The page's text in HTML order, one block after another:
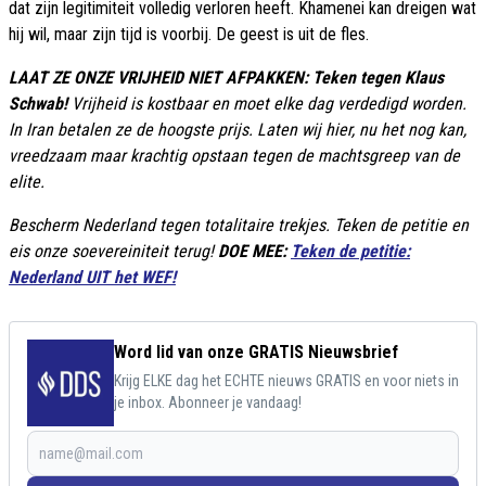
dat zijn legitimiteit volledig verloren heeft. Khamenei kan dreigen wat
hij wil, maar zijn tijd is voorbij. De geest is uit de fles.
LAAT ZE ONZE VRIJHEID NIET AFPAKKEN: Teken tegen Klaus
Schwab!Vrijheid is kostbaar en moet elke dag verdedigd worden.
In Iran betalen ze de hoogste prijs. Laten wij hier, nu het nog kan,
vreedzaam maar krachtig opstaan tegen de machtsgreep van de
elite.
Bescherm Nederland tegen totalitaire trekjes. Teken de petitie en
eis onze soevereiniteit terug!DOE MEE: Teken de petitie:
Nederland UIT het WEF!
Word lid van onze GRATIS Nieuwsbrief
Krijg ELKE dag het ECHTE nieuws GRATIS en voor niets in
je inbox. Abonneer je vandaag!